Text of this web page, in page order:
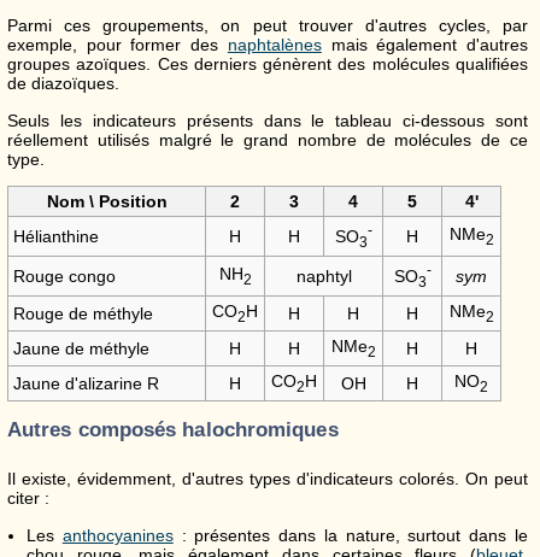
Parmi ces groupements, on peut trouver d'autres cycles, par
exemple, pour former des naphtalènesmais également d'autres
groupes azoïques. Ces derniers génèrent des molécules qualifiées
de diazoïques.
Seuls les indicateurs présents dans le tableau ci-dessous sont
réellement utilisés malgré le grand nombre de molécules de ce
type.
Nom \ Position 2 3 4 5
4'
Hélianthine
H H SO3
- H NMe2
Rouge congo NH2 naphtyl SO3
-
sym
Rouge de méthyle
CO2H H H H NMe2
Jaune de méthyle H H NMe2 H
H
Jaune d'alizarine R
H CO2H OH H NO2
Autres composés halochromiques
Il existe, évidemment, d'autres types d'indicateurs colorés. On peut
citer :
Les anthocyanines: présentes dans la nature, surtout dans le